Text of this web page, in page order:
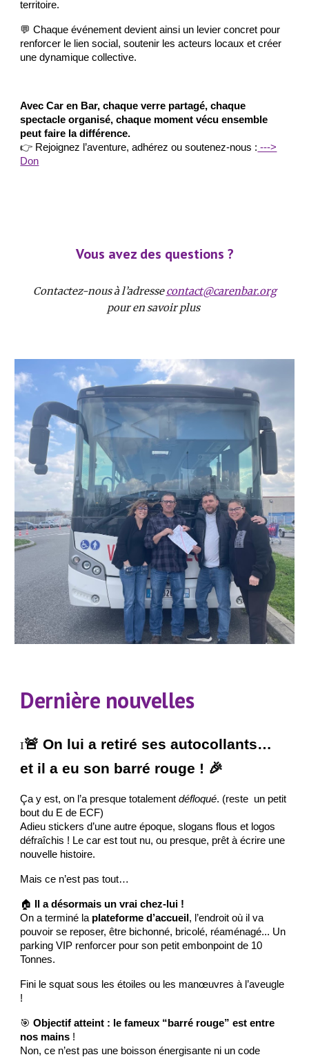
territoire.
💬 Chaque événement devient ainsi un levier concret pour
renforcer le lien social, soutenir les acteurs locaux et créer
une dynamique collective.
Avec Car en Bar, chaque verre partagé, chaque
spectacle organisé, chaque moment vécu ensemble
peut faire la différence.
👉 Rejoignez l’aventure, adhérez ou soutenez-nous : --->
Don
Vous avez des questions ?
Contactez-nous à l’adressecontact@carenbar.org
pour en savoir plus
Dernière nouvelles
I🚨 On lui a retiré ses autocollants…
et il a eu son barré rouge ! 🎉
Ça y est, on l’a presque totalementdéfloqué. (reste un petit
bout du E de ECF)
Adieu stickers d’une autre époque, slogans flous et logos
défraîchis ! Le car est tout nu, ou presque, prêt à écrire une
nouvelle histoire.
Mais ce n’est pas tout…
🏠
Il a désormais un vrai chez-lui !
On a terminé la plateforme d’accueil , l’endroit où il va
pouvoir se reposer, être bichonné, bricolé, réaménagé... Un
parking VIP renforcer pour son petit embonpoint de 10
Tonnes.
Fini le squat sous les étoiles ou les manœuvres à l’aveugle
!
🎯Objectif atteint : le fameux “barré rouge” est entre
nos mains !
Non, ce n’est pas une boisson énergisante ni un code